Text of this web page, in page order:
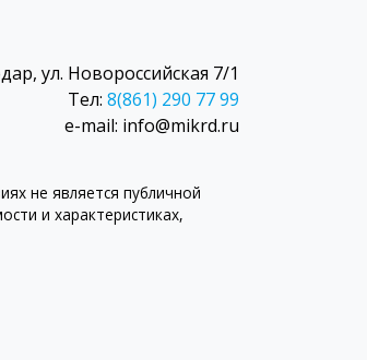
ул. Новороссийская 7/1
Тел: 8(861) 290 77 99
e-mail: info@mikrd.ru
не является публичной
и характеристиках,